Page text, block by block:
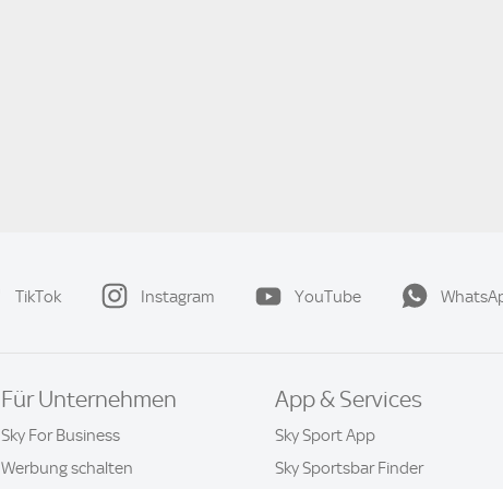
TikTok Instagram YouTube
Für Unternehmen
Sky For Business
Werbung schalten
App & Services
Sky Sport App
Sky Sportsbar Finder